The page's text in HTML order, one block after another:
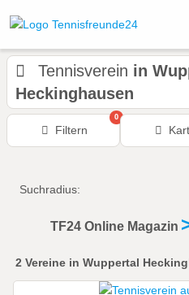
Tennisverein in
Heckinghausen
Filtern
0
Suchradius:
TF24 Online Magazin
2 Vereine in Wuppertal